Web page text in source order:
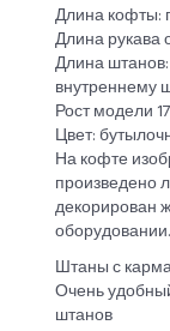
Длина кофты:
Длина рукава
Длина
внутреннему
Рост модели
Цвет:
На кофте
произведено
декорирован
оборудовании.
Штаны с
Очень
штанов